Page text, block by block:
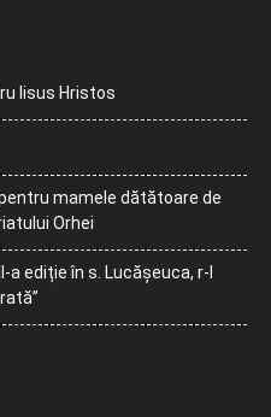
Iisus Hristos
mamele dătătoare de
Orhei
a ediție în s. Lucășeuca, r-l